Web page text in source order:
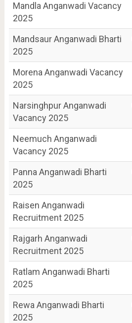
Mandla Anganwadi Vacancy
2025
Mandsaur Anganwadi Bharti
2025
Morena Anganwadi Vacancy
2025
Narsinghpur Anganwadi
Vacancy 2025
Neemuch Anganwadi
Vacancy 2025
Panna Anganwadi Bharti
2025
Raisen Anganwadi
Recruitment 2025
Rajgarh Anganwadi
Recruitment 2025
Ratlam Anganwadi Bharti
2025
Rewa Anganwadi Bharti
2025